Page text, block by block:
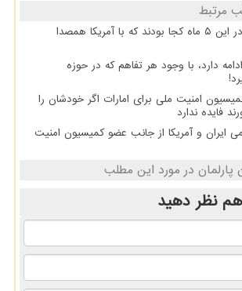
مرتبط
سلبریتی ها بگویند در این ۵ ماه کجا بودند که با آمریکا همصدا
دارد، با وجود هر تفاهم که در حوزه
امنیت ملی برای امارات اگر خودشان را
فایده ندارد
ایران و آمریکا از جانب عضو کمیسیون امنیت
پارلمان در مورد این مطلب
همنظر دهید